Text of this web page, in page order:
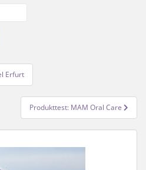
Erfurt
Produkttest: MAM Oral Care